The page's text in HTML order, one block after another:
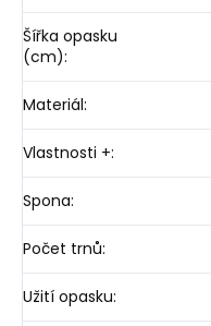
Šířka opasku
(cm):
Materiál:
Vlastnosti +:
Spona:
Počet trnů:
Užití opasku: